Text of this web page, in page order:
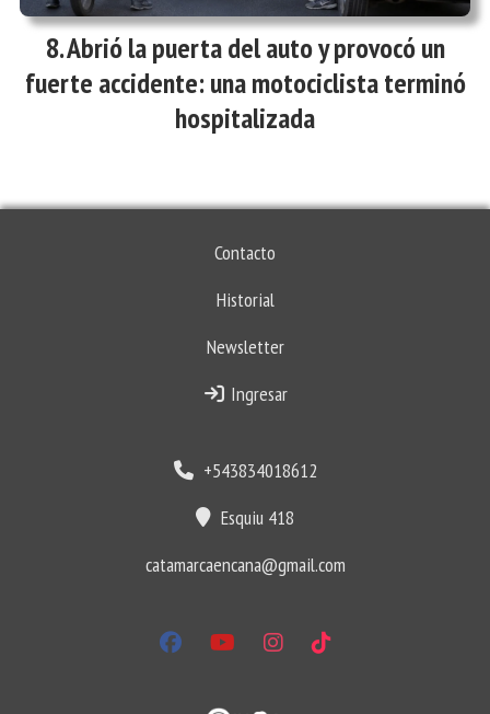
Abrió la puerta del auto y provocó un
fuerte accidente: una motociclista terminó
hospitalizada
Contacto
Historial
Newsletter
Ingresar
+543834018612
Esquiu 418
catamarcaencana@gmail.com